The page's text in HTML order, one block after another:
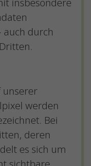
insbesondere
auch durch
unserer
werden
Bei
deren
es sich um